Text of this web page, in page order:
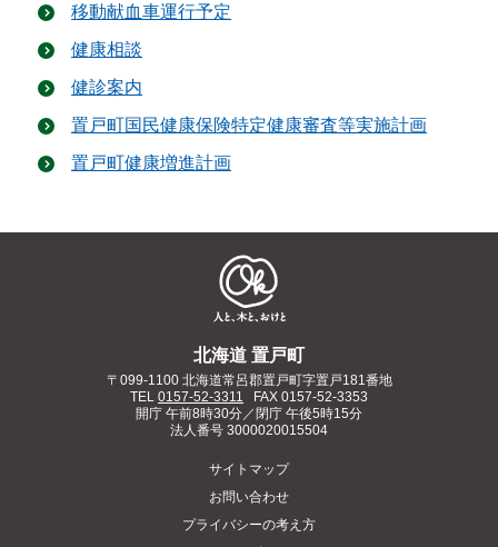
移動献血車運行予定
健康相談
健診案内
置戸町国民健康保険特定健康審査等実施計画
置戸町健康増進計画
北海道 置戸町
〒099-1100 北海道常呂郡置戸町字置戸181番地
TEL 0157-52-3311
FAX 0157-52-3353
開庁 午前8時30分／閉庁 午後5時15分
法人番号 3000020015504
サイトマップ
お問い合わせ
プライバシーの考え方